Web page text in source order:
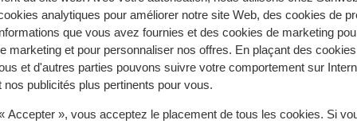
analytiques pour améliorer notre site Web, des cookies de
que vous avez fournies et des cookies de marketing
marketing et pour personnaliser nos offres. En plaçant des
et d'autres parties pouvons suivre votre comportement sur
nos publicités plus pertinents pour vous.
Accepter », vous acceptez le placement de tous les cookies. Si
fidèlement leur expérience avec notre produit.